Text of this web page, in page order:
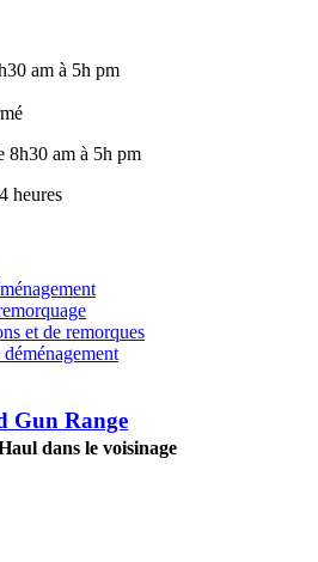
am à 5h pm
8h30 am à 5h pm
heures
et de remorques
Gun Range
dans le voisinage